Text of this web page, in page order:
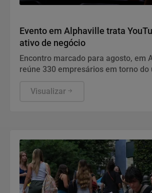
Evento em Alphaville trata
ativo de negócio
Encontro marcado para agosto, em
reúne 330 empresários em torno do
metodologia SMY, analisa por que o
Visualizar